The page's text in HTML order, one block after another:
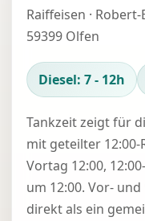
Raiffeisen · Robert-
59399 Olfen
Diesel: 7 - 12h
Tankzeit zeigt für
mit geteilter 12:00-
Vortag 12:00,
um 12:00. Vor-
direkt als ein